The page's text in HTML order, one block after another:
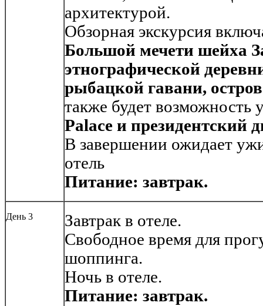
архитектурой.
Обзорная экскурсия
Большой мечети шейха
этнографической
рыбацкой гавани,
также будет возможность
Palace и президентский
В завершении ожидает
отель
Питание: завтрак.
День 3
Завтрак в отеле.
Свободное время для
шоппинга.
Ночь в отеле.
Питание: завтрак.